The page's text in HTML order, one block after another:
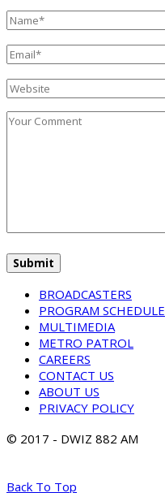
BROADCASTERS
PROGRAM SCHEDULE
MULTIMEDIA
METRO PATROL
CAREERS
CONTACT US
ABOUT US
PRIVACY POLICY
© 2017 - DWIZ 882 AM
Back To Top